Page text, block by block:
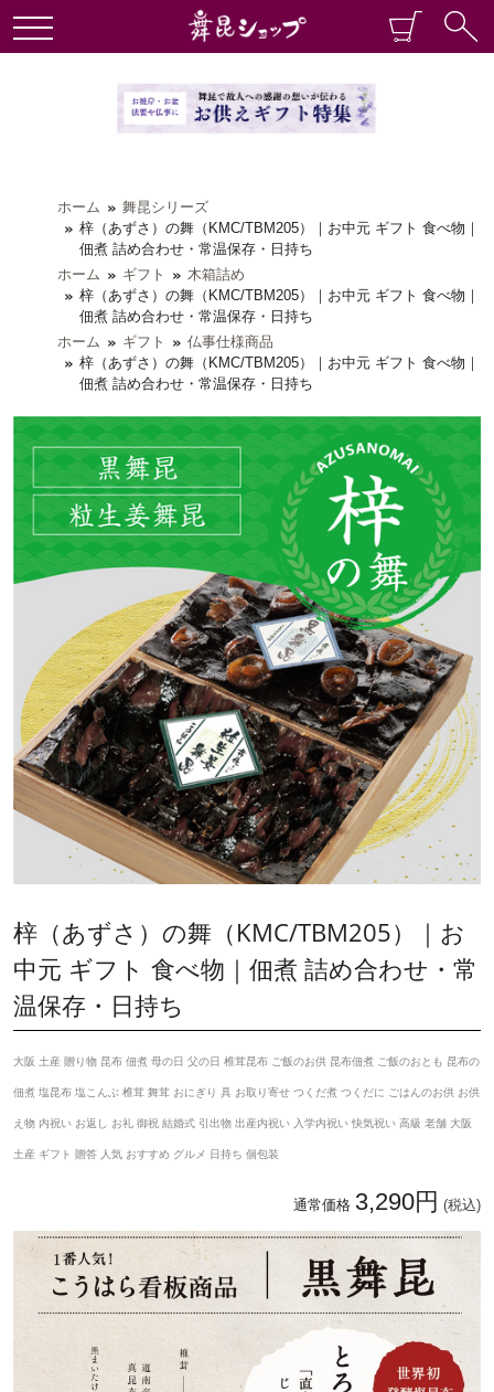
ホーム
舞昆シリーズ
梓（あずさ）の舞（KMC/TBM205）｜お中元 ギフト 食べ物｜
佃煮 詰め合わせ・常温保存・日持ち
ホーム
ギフト
木箱詰め
梓（あずさ）の舞（KMC/TBM205）｜お中元 ギフト 食べ物｜
佃煮 詰め合わせ・常温保存・日持ち
ホーム
ギフト
仏事仕様商品
梓（あずさ）の舞（KMC/TBM205）｜お中元 ギフト 食べ物｜
佃煮 詰め合わせ・常温保存・日持ち
梓（あずさ）の舞（KMC/TBM205）｜お
中元 ギフト 食べ物｜佃煮 詰め合わせ・常
温保存・日持ち
大阪 土産 贈り物 昆布 佃煮 母の日 父の日 椎茸昆布 ご飯のお供 昆布佃煮 ご飯のおとも 昆布の
佃煮 塩昆布 塩こんぶ 椎茸 舞茸 おにぎり 具 お取り寄せ つくだ煮 つくだに ごはんのお供 お供
え物 内祝い お返し お礼 御祝 結婚式 引出物 出産内祝い 入学内祝い 快気祝い 高級 老舗 大阪
土産 ギフト 贈答 人気 おすすめ グルメ 日持ち 個包装
通常価格 3,290円 (税込)